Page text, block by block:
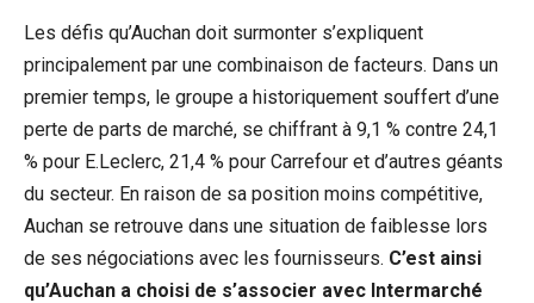
Les défis qu’Auchan doit surmonter s’expliquent
principalement par une combinaison de facteurs. Dans un
premier temps, le groupe a historiquement souffert d’une
perte de parts de marché, se chiffrant à 9,1 % contre 24,1
% pour E.Leclerc, 21,4 % pour Carrefour et d’autres géants
du secteur. En raison de sa position moins compétitive,
Auchan se retrouve dans une situation de faiblesse lors
de ses négociations avec les fournisseurs. C’est ainsi
qu’Auchan a choisi de s’associer avec Intermarché